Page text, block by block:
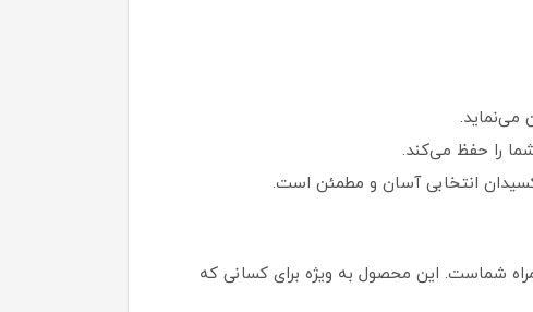
می‌نماید.
را حفظ می‌کند.
انتخابی آسان و مطمئن است.
سفید خود هستید، اکسیدان 3 درصد کاترومر بهترین همراه شماست. این محصول به ویژه برای کسانی که